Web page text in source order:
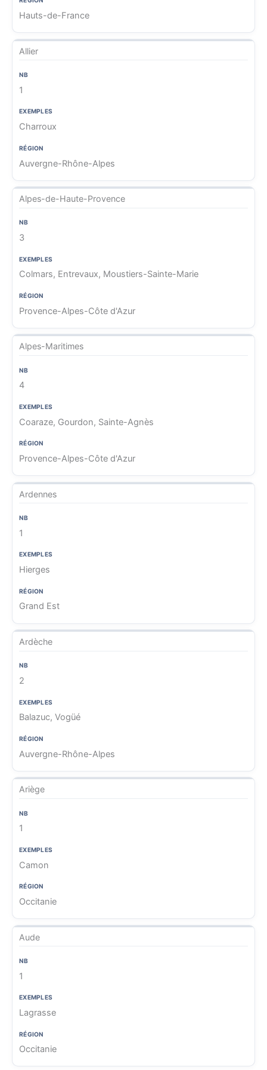
Hauts-de-France
Allier
1
Charroux
Auvergne-Rhône-Alpes
Alpes-de-Haute-Provence
3
Colmars, Entrevaux, Moustiers-Sainte-Marie
Provence-Alpes-Côte d'Azur
Alpes-Maritimes
4
Coaraze, Gourdon, Sainte-Agnès
Provence-Alpes-Côte d'Azur
Ardennes
1
Hierges
Grand Est
Ardèche
2
Balazuc, Vogüé
Auvergne-Rhône-Alpes
Ariège
1
Camon
Occitanie
Aude
1
Lagrasse
Occitanie